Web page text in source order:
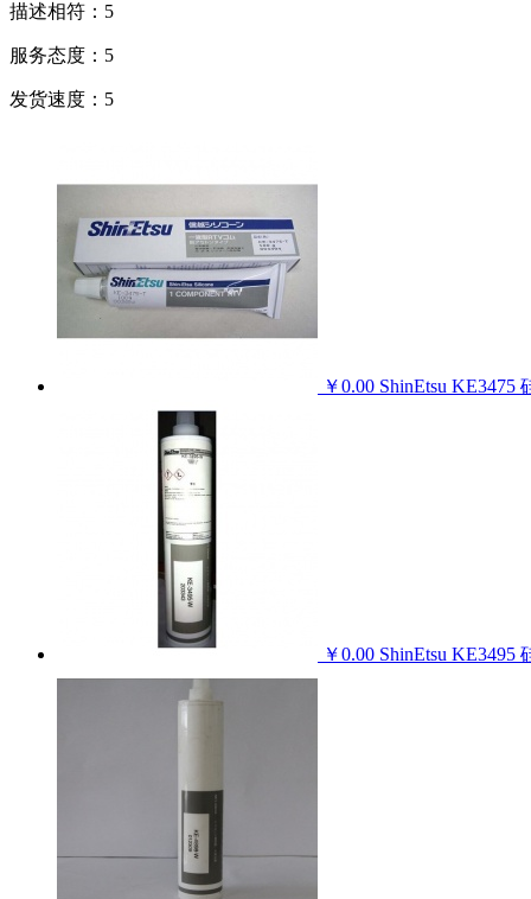
描述相符： 5
服务态度： 5
发货速度： 5
￥0.00 ShinEtsu KE3475
￥0.00 ShinEtsu KE3495